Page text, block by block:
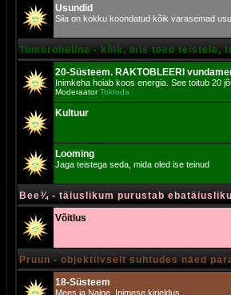
Usundid
Siia on kokku koondatud kõik varasemad
Tumeroheline - kõik, mis teed teistele,
20-Süsteem. RAKTOBLEERI
Inimkeha hoiab koos energia. See toitub 20
ModeraatorTokroda
Kultuur
Looming
Jaga teistega seda, mida oled ise teinud
Bee¾ - täiuslikum purustab
Võitlus
Pruun - objektiivselt suhtudes näed
18-Süsteem
Mees ja Naine. Inimese kirjeldus.